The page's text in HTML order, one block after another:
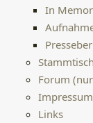
In
Stammtisch
Forum
Impressum
Links